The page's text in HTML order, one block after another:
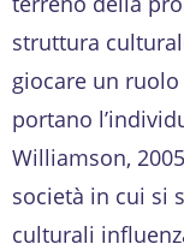
struttura
giocare un
portano
Williamson,
società in cui si
culturali